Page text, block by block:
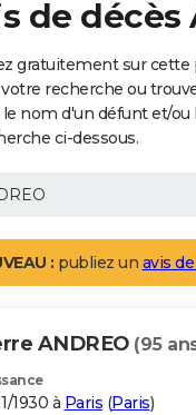
de décès
gratuitement sur cette
recherche ou
nom d'un défunt et/
ci-dessous.
: publiez un avis
ANDREO (95
1930 à Paris (Paris)